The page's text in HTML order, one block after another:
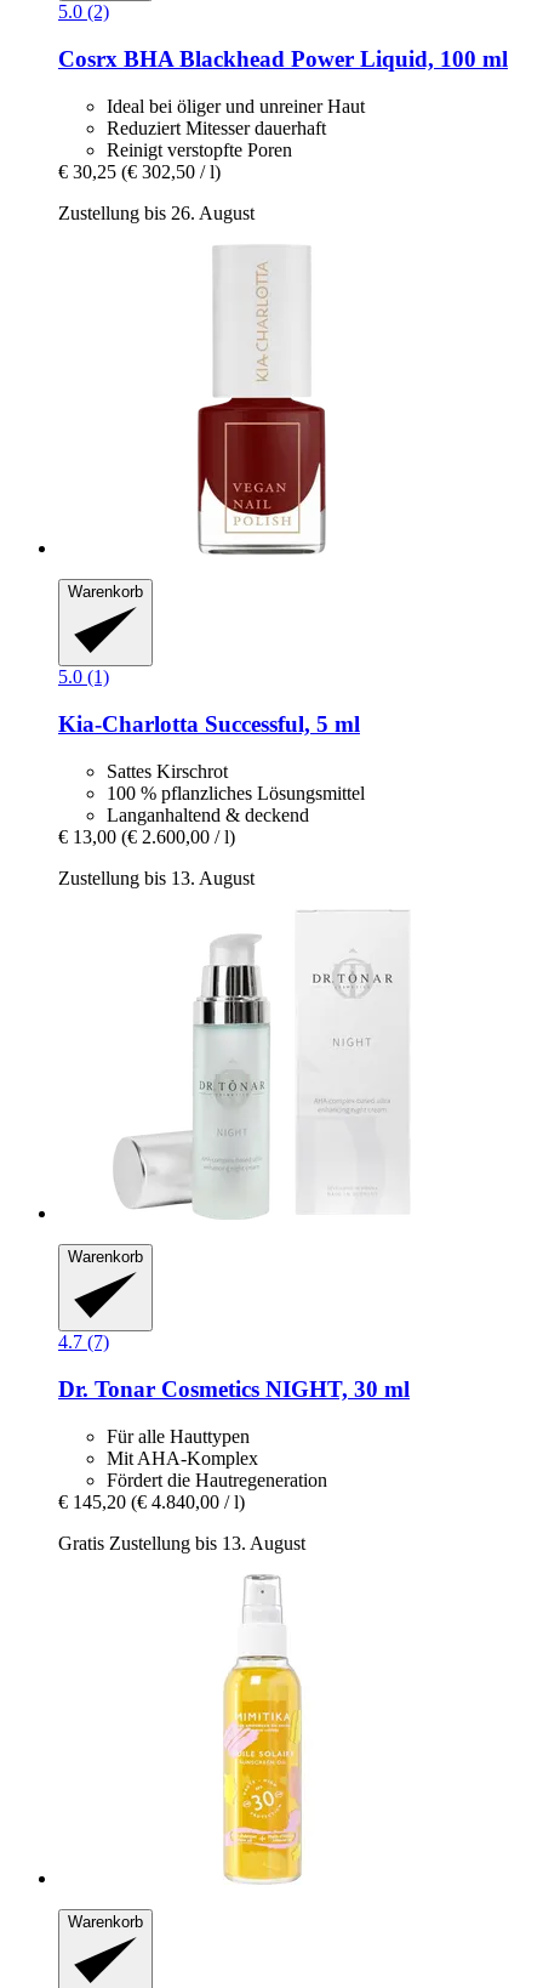
5.0 (2)
Cosrx BHA Blackhead Power Liquid, 100 ml
Ideal bei öliger und unreiner Haut
Reduziert Mitesser dauerhaft
Reinigt verstopfte Poren
€ 30,25 (€ 302,50 / l)
Zustellung bis 26. August
Warenkorb
5.0 (1)
Kia-Charlotta Successful, 5 ml
Sattes Kirschrot
100 % pflanzliches Lösungsmittel
Langanhaltend & deckend
€ 13,00 (€ 2.600,00 / l)
Zustellung bis 13. August
Warenkorb
4.7 (7)
Dr. Tonar Cosmetics NIGHT, 30 ml
Für alle Hauttypen
Mit AHA-Komplex
Fördert die Hautregeneration
€ 145,20 (€ 4.840,00 / l)
Gratis Zustellung bis 13. August
Warenkorb